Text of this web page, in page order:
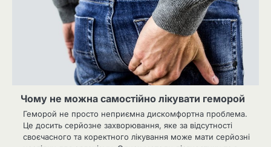
Чому не можна самостійно лікувати геморой
Геморой не просто неприємна дискомфортна проблема.
Це досить серйозне захворювання, яке за відсутності
своєчасного та коректного лікування може мати серйозні